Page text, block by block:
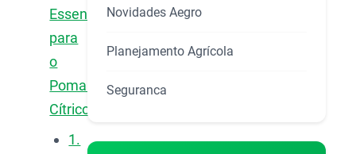
Essenciais
para
o
Pomar
Cítrico
1.
Novidades Aegro
Planejamento Agrícola
Seguranca